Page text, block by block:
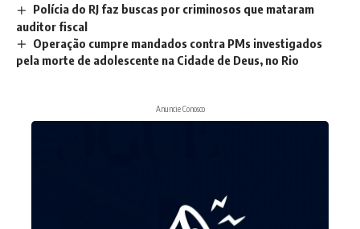
Polícia do RJ faz buscas por criminosos que mataram
auditor fiscal
Operação cumpre mandados contra PMs investigados
pela morte de adolescente na Cidade de Deus, no Rio
Anuncie Conosco